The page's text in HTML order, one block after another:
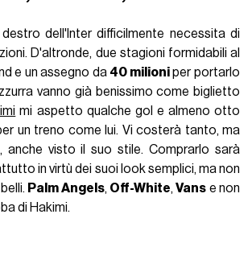
destro dell'Inter difficilmente necessita di
D'altronde, due stagioni formidabili al
e un assegno da 40 milioniper portarlo
vanno già benissimo come biglietto
mi aspetto qualche gol e almeno otto
un treno come lui. Vi costerà tanto, ma
anche visto il suo stile. Comprarlo sarà
in virtù dei suoi look semplici, ma non
Palm Angels, Off-White,Vans e non
di Hakimi.